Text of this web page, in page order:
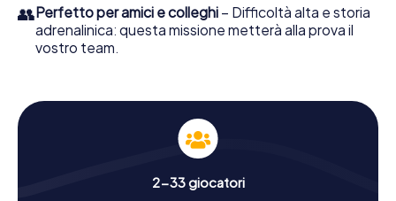
👥Perfetto per amici e colleghi – Difficoltà alta e storia
adrenalinica: questa missione metterà alla prova il
vostro team.
2-33 giocatori